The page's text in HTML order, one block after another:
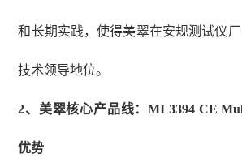
和长期实践，使得美翠在安规测试仪
技术领导地位。
2、 美翠核心产品线：MI 3394 CE
优势